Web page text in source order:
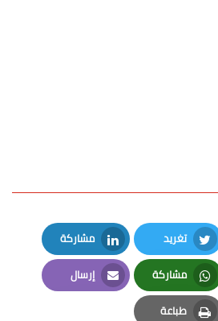
تغريد
Twitter
مشاركة
LinkedIn
مشاركة
Whatsapp
إرسال
Email
طباعة